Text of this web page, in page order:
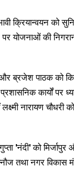
क्रियान्वयन को
पर योजनाओं की
ब्रजेश पाठक को
कार्यों पर
नारायण
'नंदी' को
तथा नगर विकास